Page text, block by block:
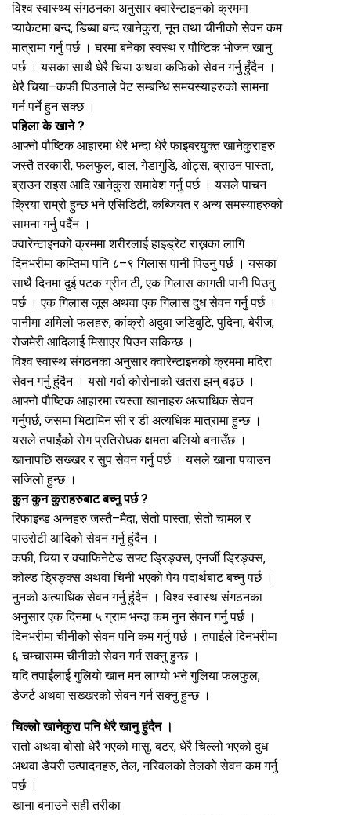
विश्व स्वास्थ्य संगठनका अनुसार क्वारेन्टाइनको क्रममा
प्याकेटमा बन्द, डिब्बा बन्द खानेकुरा, नून तथा चीनीको सेवन कम
मात्रामा गर्नु पर्छ । घरमा बनेका स्वस्थ र पौष्टिक भोजन खानु
पर्छ । यसका साथै धेरै चिया अथवा कफिको सेवन गर्नु हुँदैन ।
धेरै चिया–कफी पिउनाले पेट सम्बन्धि समयस्याहरुको सामना
गर्न पर्ने हुन सक्छ ।
पहिला के खाने ?
आफ्नो पौष्टिक आहारमा धेरै भन्दा धेरै फाइबरयुक्त खानेकुराहरु
जस्तै तरकारी, फलफुल, दाल, गेडागुडि, ओट्स, ब्राउन पास्ता,
ब्राउन राइस आदि खानेकुरा समावेश गर्नु पर्छ । यसले पाचन
क्रिया राम्रो हुन्छ भने एसिडिटी, कब्जियत र अन्य समस्याहरुको
सामना गर्नु पर्दैन ।
क्वारेन्टाइनको क्रममा शरीरलाई हाइड्रेट राख्नका लागि
दिनभरीमा कम्तिमा पनि ८–९ गिलास पानी पिउनु पर्छ । यसका
साथै दिनमा दुई पटक ग्रीन टी, एक गिलास कागती पानी पिउनु
पर्छ । एक गिलास जूस अथवा एक गिलास दुध सेवन गर्नु पर्छ ।
पानीमा अमिलो फलहरु, कांक्रो अदुवा जडिबुटि, पुदिना, बेरीज,
रोजमेरी आदिलाई मिसाएर पिउन सकिन्छ ।
विश्व स्वास्थ संगठनका अनुसार क्वारेन्टाइनको क्रममा मदिरा
सेवन गर्नु हुंदैन । यसो गर्दा कोरोनाको खतरा झन् बढ्छ ।
आफ्नो पौष्टिक आहारमा त्यस्ता खानाहरु अत्याधिक सेवन
गर्नुपर्छ, जसमा भिटामिन सी र डी अत्यधिक मात्रामा हुन्छ ।
यसले तपाईंको रोग प्रतिरोधक क्षमता बलियो बनाउँछ ।
खानापछि सख्खर र सुप सेवन गर्नु पर्छ । यसले खाना पचाउन
सजिलो हुन्छ ।
कुन कुन कुराहरुबाट बच्नु पर्छ ?
रिफाइन्ड अन्नहरु जस्तै–मैदा, सेतो पास्ता, सेतो चामल र
पाउरोटी आदिको सेवन गर्नु हुंदैन ।
कफी, चिया र क्याफिनेटेड सफ्ट ड्रिङ्क्स, एनर्जी ड्रिङ्क्स,
कोल्ड ड्रिङ्क्स अथवा चिनी भएको पेय पदार्थबाट बच्नु पर्छ ।
नुनको अत्याधिक सेवन गर्नु हुंदैन । विश्व स्वास्थ संगठनका
अनुसार एक दिनमा ५ ग्राम भन्दा कम नुन सेवन गर्नु पर्छ ।
दिनभरीमा चीनीको सेवन पनि कम गर्नु पर्छ । तपाईले दिनभरीमा
६ चम्चासम्म चीनीको सेवन गर्न सक्नु हुन्छ ।
यदि तपाईंलाई गुलियो खान मन लाग्यो भने गुलिया फलफुल,
डेजर्ट अथवा सख्खरको सेवन गर्न सक्नु हुन्छ ।
चिल्लो खानेकुरा पनि धेरै खानु हुंदैन ।
रातो अथवा बोसो धेरै भएको मासु, बटर, धेरै चिल्लो भएको दुध
अथवा डेयरी उत्पादनहरु, तेल, नरिवलको तेलको सेवन कम गर्नु
पर्छ ।
खाना बनाउने सही तरीका